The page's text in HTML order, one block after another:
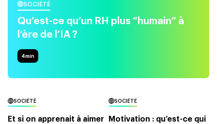
SOCIÉTÉ
Qu’est-ce qu’un RH plus “humain” à
l’ère de l’IA ?
4min
SOCIÉTÉ
Et si on apprenait à aimer
SOCIÉTÉ
Motivation : qu’est-ce qui